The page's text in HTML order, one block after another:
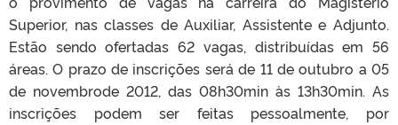
Superior, nas classes de Auxiliar, Assistente e Adjunto.
Estão sendo ofertadas 62 vagas, distribuídas em 56
áreas. O prazo de inscrições será de 11 de outubro a 05
de novembrode 2012, das 08h30min às 13h30min. As
inscrições podem ser feitas pessoalmente, por